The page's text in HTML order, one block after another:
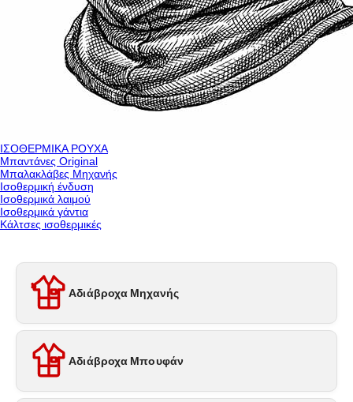
ΙΣΟΘΕΡΜΙΚΑ ΡΟΥΧΑ
Μπαντάνες Original
Μπαλακλάβες Μηχανής
Ισοθερμική ένδυση
Ισοθερμικά λαιμού
Ισοθερμικά γάντια
Κάλτσες ισοθερμικές
Αδιάβροχα Μηχανής
Αδιάβροχα Μπουφάν